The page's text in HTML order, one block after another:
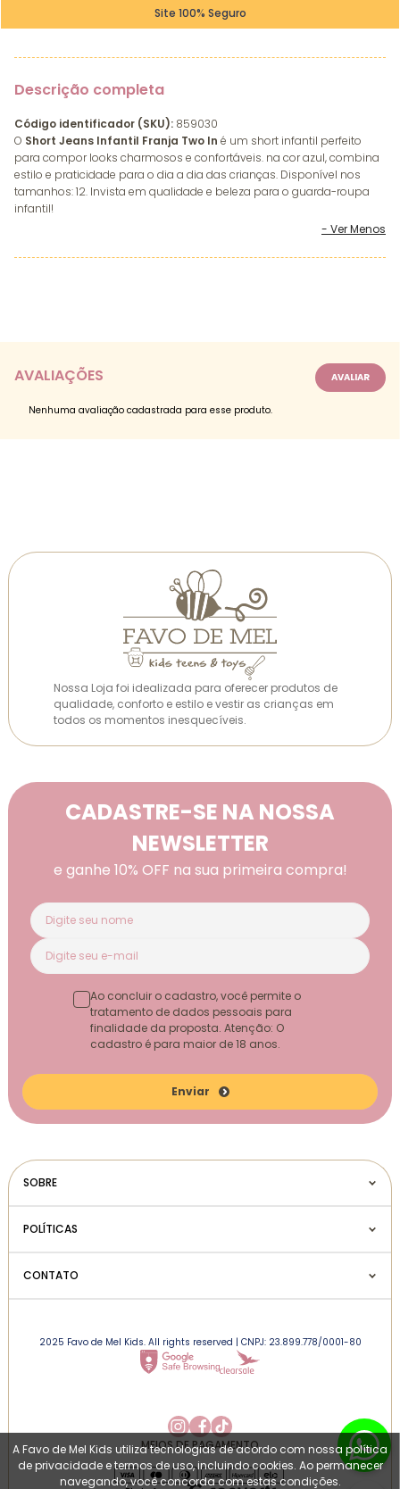
Site 100% Seguro
Descrição completa
Código identificador (SKU): 859030
O Short Jeans Infantil Franja Two In é um short infantil perfeito
para compor looks charmosos e confortáveis. na cor azul, combina
estilo e praticidade para o dia a dia das crianças. Disponível nos
tamanhos: 12. Invista em qualidade e beleza para o guarda-roupa
infantil!
AVALIAÇÕES
Nenhuma avaliação cadastrada para esse produto.
Nossa Loja foi idealizada para oferecer produtos de
qualidade, conforto e estilo e vestir as crianças em
todos os momentos inesquecíveis.
CADASTRE-SE NA NOSSA
NEWSLETTER
e ganhe 10% OFF na sua primeira compra!
Enviar
Ao concluir o cadastro, você permite o
tratamento de dados pessoais para
finalidade da proposta. Atenção: O
cadastro é para maior de 18 anos.
SOBRE
POLÍTICAS
CONTATO
2025 Favo de Mel Kids. All rights reserved | CNPJ: 23.899.778/0001-80
MEIOS DE PAGAMENTO
A Favo de Mel Kids utiliza tecnologias de acordo com nossa política
de privacidade e termos de uso, incluindo cookies. Ao permanecer
navegando, você concorda com estas condições.